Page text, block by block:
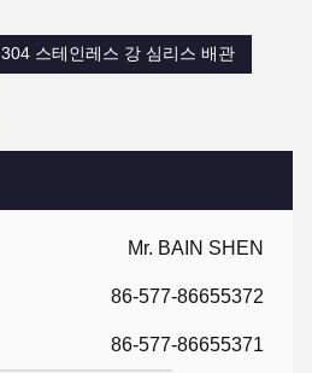
Mr. BAIN SHEN
86-577-86655372
86-577-86655371
304 스테인레스 강 심리스 배관